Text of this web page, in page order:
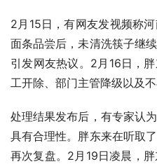
2月15日，有网友发视频称
面条品尝后，未清洗筷子继
引发网友热议。2月16日，
工开除、部门主管降级以及
处理结果发布后，有专家认
具有合理性。胖东来在听取
再次复盘。2月19日凌晨，